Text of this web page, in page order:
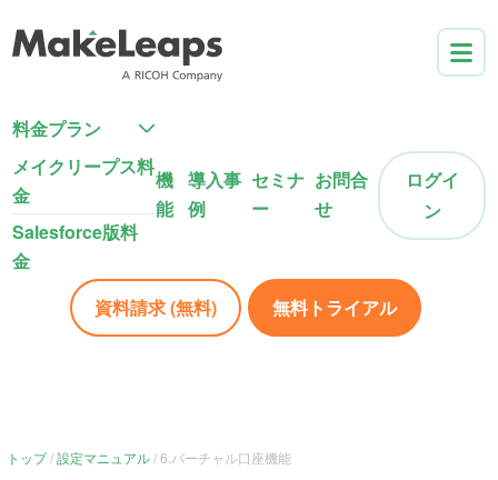
料金プラン
メイクリープス料
金
Salesforce版料
金
機
能
導入事
例
セミナ
ー
お問合
せ
ログイ
ン
資料請求 (無料) 無料トライアル
トップ 設定マニュアル 6.バーチャル口座機能